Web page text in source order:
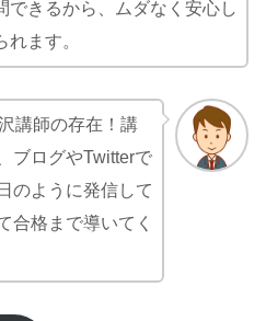
できるから、ムダなく安心し
ます。
講師の存在！講
ブログやTwitterで
のように発信して
合格まで導いてく